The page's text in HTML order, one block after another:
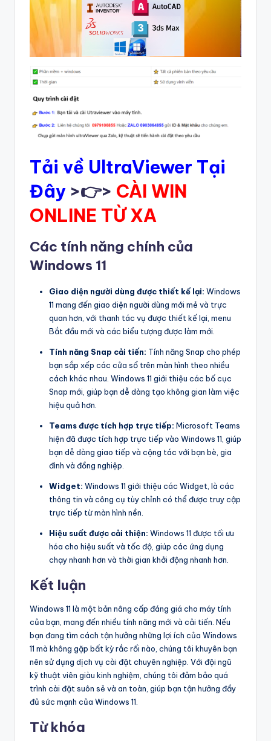
Tải về UltraViewer Tại
Đây >👉> CÀI WIN
ONLINE TỪ XA
Các tính năng chính của
Windows 11
Giao diện người dùng được thiết kế lại: Windows
11 mang đến giao diện người dùng mới mẻ và trực
quan hơn, với thanh tác vụ được thiết kế lại, menu
Bắt đầu mới và các biểu tượng được làm mới.
Tính năng Snap cải tiến: Tính năng Snap cho phép
bạn sắp xếp các cửa sổ trên màn hình theo nhiều
cách khác nhau. Windows 11 giới thiệu các bố cục
Snap mới, giúp bạn dễ dàng tạo không gian làm việc
hiệu quả hơn.
Teams được tích hợp trực tiếp: Microsoft Teams
hiện đã được tích hợp trực tiếp vào Windows 11, giúp
bạn dễ dàng giao tiếp và cộng tác với bạn bè, gia
đình và đồng nghiệp.
Widget: Windows 11 giới thiệu các Widget, là các
thông tin và công cụ tùy chỉnh có thể được truy cập
trực tiếp từ màn hình nền.
Hiệu suất được cải thiện: Windows 11 được tối ưu
hóa cho hiệu suất và tốc độ, giúp các ứng dụng
chạy nhanh hơn và thời gian khởi động nhanh hơn.
Kết luận
Windows 11 là một bản nâng cấp đáng giá cho máy tính
của bạn, mang đến nhiều tính năng mới và cải tiến. Nếu
bạn đang tìm cách tận hưởng những lợi ích của Windows
11 mà không gặp bất kỳ rắc rối nào, chúng tôi khuyên bạn
nên sử dụng dịch vụ cài đặt chuyên nghiệp. Với đội ngũ
kỹ thuật viên giàu kinh nghiệm, chúng tôi đảm bảo quá
trình cài đặt suôn sẻ và an toàn, giúp bạn tận hưởng đầy
đủ sức mạnh của Windows 11.
Từ khóa